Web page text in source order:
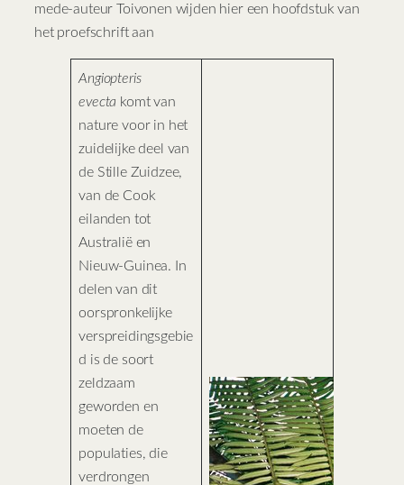
mede-auteur Toivonen wijden hier een hoofdstuk van
het proefschrift aan
Angiopteris
evecta komt van
nature voor in het
zuidelijke deel van
de Stille Zuidzee,
van de Cook
eilanden tot
Australië en
Nieuw-Guinea. In
delen van dit
oorspronkelijke
verspreidingsgebie
d is de soort
zeldzaam
geworden en
moeten de
populaties, die
verdrongen